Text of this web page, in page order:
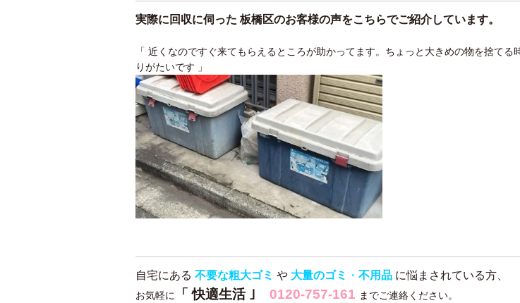
実際に回収に伺った 板橋区のお客様の声をこちらでご紹介しています。
「 近くなのですぐ来てもらえるところが助かってます。ちょっと大きめの物を捨てる
りがたいです 」
自宅にある 不要な粗大ゴミ や 大量のゴミ ・ 不用品 に悩まされている方、
お気軽に 「 快適生活 ｣ 0120-757-161 までご連絡ください。